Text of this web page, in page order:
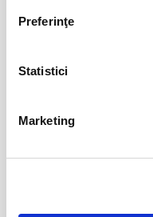
Preferinţe
Statistici
Marketing